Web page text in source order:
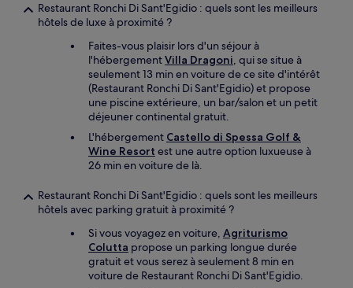
Restaurant Ronchi Di Sant'Egidio : quels sont les meilleurs
hôtels de luxe à proximité ?
Faites-vous plaisir lors d'un séjour à
l'hébergementVilla Dragoni, qui se situe à
seulement 13 min en voiture de ce site d'intérêt
(Restaurant Ronchi Di Sant'Egidio) et propose
une piscine extérieure, un bar/salon et un petit
déjeuner continental gratuit.
L'hébergement Castello di Spessa Golf &
Wine Resort est une autre option luxueuse à
26 min en voiture de là.
Restaurant Ronchi Di Sant'Egidio : quels sont les meilleurs
hôtels avec parking gratuit à proximité ?
Si vous voyagez en voiture, Agriturismo
Colutta propose un parking longue durée
gratuit et vous serez à seulement 8 min en
voiture de Restaurant Ronchi Di Sant'Egidio.